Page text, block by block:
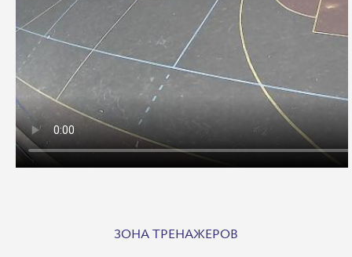
ЗОНА ТРЕНАЖЕРОВ